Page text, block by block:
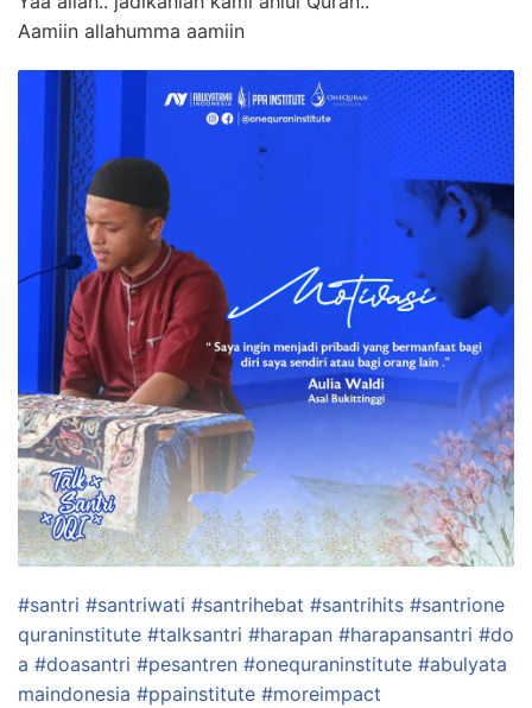
Aamiin allahumma aamiin
#santri #santriwati #santrihebat #santrihits #santrione
quraninstitute #talksantri #harapan #harapansantri #do
a #doasantri #pesantren #onequraninstitute #abulyata
maindonesia #ppainstitute #moreimpact